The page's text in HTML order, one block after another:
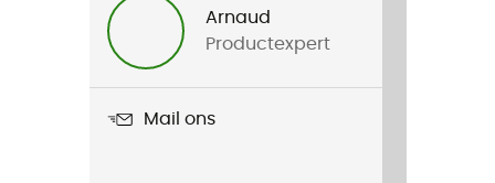
Arnaud
Productexpert
Mail ons